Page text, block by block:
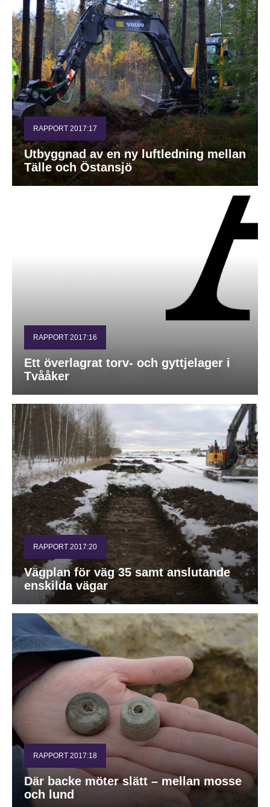
RAPPORT 2017:17
Utbyggnad av en ny luftledning mellan
Tälle och Östansjö
RAPPORT 2017:16
Ett överlagrat torv- och gyttjelager i
Tvååker
RAPPORT 2017:20
Vägplan för väg 35 samt anslutande
enskilda vägar
RAPPORT 2017:18
Där backe möter slätt – mellan mosse
och lund